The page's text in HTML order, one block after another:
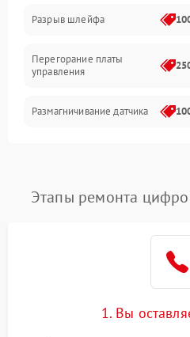
Разрыв шлейфа
Перегорание платы
управления
Размагничивание датчика
Неправильная передача
Перегрев устройства
Этапы ремонта
1. Вы